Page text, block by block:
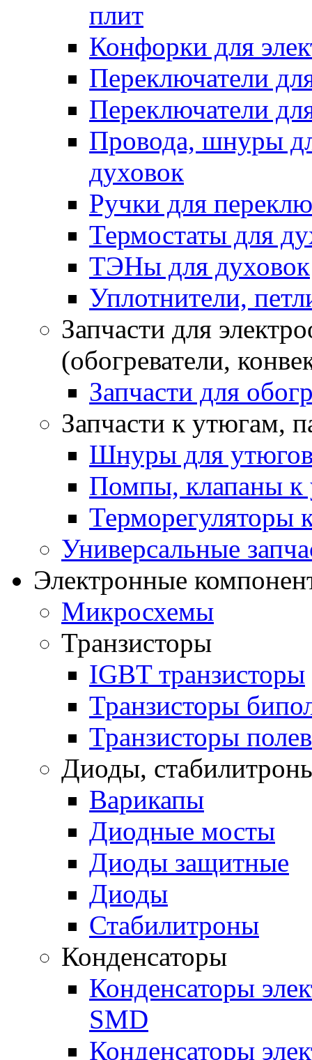
плит
Конфорки для
Переключатели
Переключатели
Провода, шнуры
духовок
Ручки для
Термостаты для
ТЭНы для духовок
Уплотнители,
Запчасти для
(обогреватели,
Запчасти для
Запчасти к утюгам,
Шнуры для
Помпы, клапаны к
Терморегуляторы
Универсальные
Электронные
Микросхемы
Транзисторы
IGBT транзисторы
Транзисторы
Транзисторы
Диоды,
Варикапы
Диодные мосты
Диоды защитные
Диоды
Стабилитроны
Конденсаторы
Конденсаторы
SMD
Конденсаторы